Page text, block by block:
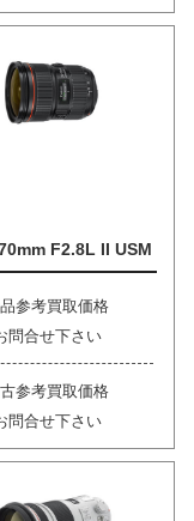
F2.8L II USM
参考買取価格
問合せ下さい
参考買取価格
問合せ下さい